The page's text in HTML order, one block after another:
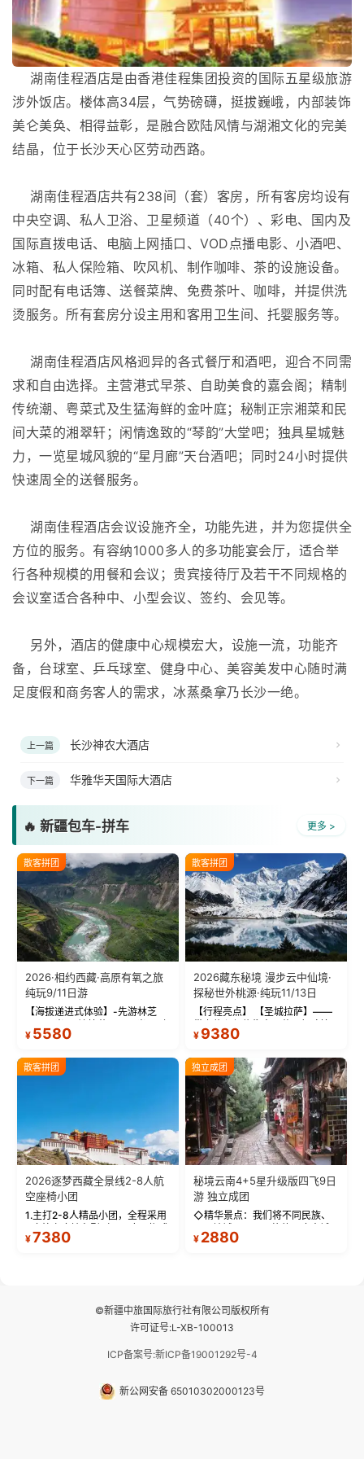
湖南佳程酒店是由香港佳程集团投资的国际五星级旅游
涉外饭店。楼体高34层，气势磅礴，挺拔巍峨，内部装饰
美仑美奂、相得益彰，是融合欧陆风情与湖湘文化的完美
结晶，位于长沙天心区劳动西路。
湖南佳程酒店共有238间（套）客房，所有客房均设有
中央空调、私人卫浴、卫星频道（40个）、彩电、国内及
国际直拨电话、电脑上网插口、VOD点播电影、小酒吧、
冰箱、私人保险箱、吹风机、制作咖啡、茶的设施设备。
同时配有电话簿、送餐菜牌、免费茶叶、咖啡，并提供洗
烫服务。所有套房分设主用和客用卫生间、托婴服务等。
湖南佳程酒店风格迥异的各式餐厅和酒吧，迎合不同需
求和自由选择。主营港式早茶、自助美食的嘉会阁；精制
传统潮、粤菜式及生猛海鲜的金叶庭；秘制正宗湘菜和民
间大菜的湘翠轩；闲情逸致的“琴韵”大堂吧；独具星城魅
力，一览星城风貌的“星月廊”天台酒吧；同时24小时提供
快速周全的送餐服务。
湖南佳程酒店会议设施齐全，功能先进，并为您提供全
方位的服务。有容纳1000多人的多功能宴会厅，适合举
行各种规模的用餐和会议；贵宾接待厅及若干不同规格的
会议室适合各种中、小型会议、签约、会见等。
另外，酒店的健康中心规模宏大，设施一流，功能齐
备，台球室、乒乓球室、健身中心、美容美发中心随时满
足度假和商务客人的需求，冰蒸桑拿乃长沙一绝。
上一篇 长沙神农大酒店
下一篇 华雅华天国际大酒店
🔥 新疆包车-拼车 更多 >
散客拼团
2026·相约西藏·高原有氧之旅
纯玩9/11日游
【海拔递进式体验】-先游林芝
(2900米)再访拉萨(3650米)，亲
测 99%游客零高反 。 【贴心保
反根本不是事儿 ！ 【无人机航
拍】-雪山/圣湖/...
¥ 5580
散客拼团
2026藏东秘境 漫步云中仙境·
探秘世外桃源·纯玩11/13日
【行程亮点】 【圣城拉萨】——
带上信心与信仰去西藏，行吟拉
萨，感受这座城与生俱来的与众
城堡寺院于一体的宏伟建筑，是
西藏最完整的古代...
¥ 9380
散客拼团
2026逐梦西藏全景线2-8人航
空座椅小团
1.主打2-8人精品小团，全程采用
9座航空座椅车型（360度环抱式
座舱），提供VIP级别的舒适出行
¥7380
独立成团
秘境云南4+5星升级版四飞9日
游 独立成团
◇精华景点：我们将不同民族、
不同地域、不同风格的三座古城
—【大理古城、丽江古城、香格
¥ 2880
©新疆中旅国际旅行社有限公司版权所有
许可证号:L-XB-100013
ICP备案号:新ICP备19001292号-4
新公网安备 65010302000123号